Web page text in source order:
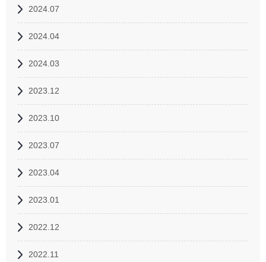
2024.07
2024.04
2024.03
2023.12
2023.10
2023.07
2023.04
2023.01
2022.12
2022.11